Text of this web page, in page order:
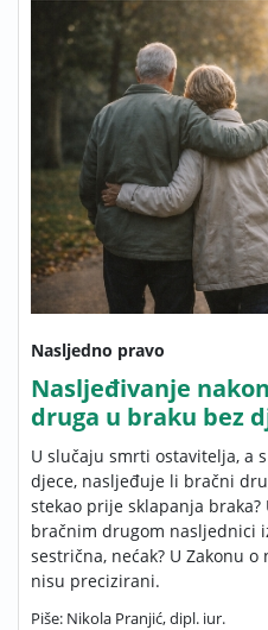
Nasljedno pravo
Nasljeđivanje
druga u braku bez
U slučaju smrti ostavitelja, a
djece, nasljeđuje li bračni
stekao prije sklapanja braka?
bračnim drugom nasljednici
sestrična, nećak? U Zakonu
nisu precizirani.
Piše: Nikola Pranjić, dipl. iur.